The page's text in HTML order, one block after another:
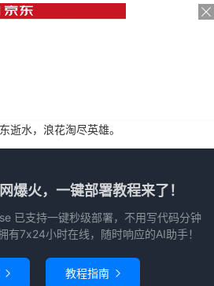
逝水，浪花淘尽英雄。
爆火，一键部署教程来了！
已支持一键秒级部署，不用写代码分钟
有7x24小时在线，随时响应的AI助手！
 教程指南 